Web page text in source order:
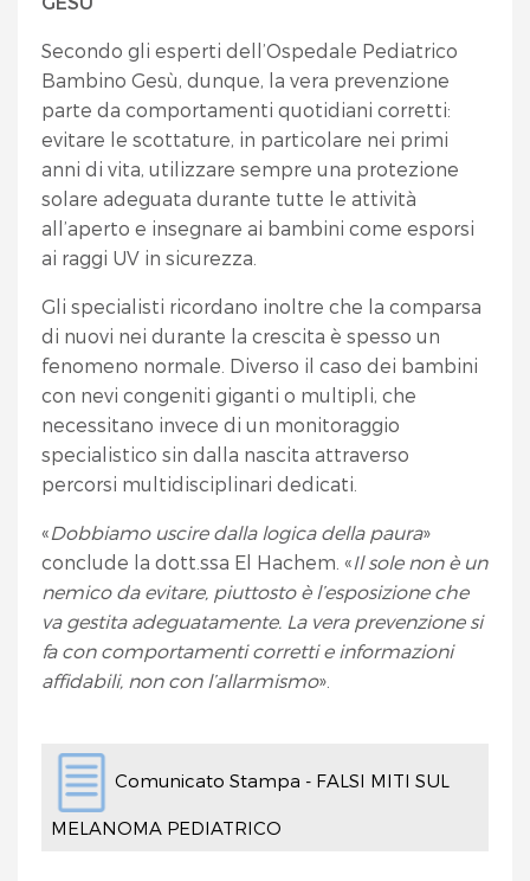
Secondo gli esperti dell’Ospedale Pediatrico
Bambino Gesù, dunque, la vera prevenzione
parte da comportamenti quotidiani corretti:
evitare le scottature, in particolare nei primi
anni di vita, utilizzare sempre una protezione
solare adeguata durante tutte le attività
all’aperto e insegnare ai bambini come esporsi
ai raggi UV in sicurezza.
Gli specialisti ricordano inoltre che la comparsa
di nuovi nei durante la crescita è spesso un
fenomeno normale. Diverso il caso dei bambini
con nevi congeniti giganti o multipli, che
necessitano invece di un monitoraggio
specialistico sin dalla nascita attraverso
percorsi multidisciplinari dedicati.
«Dobbiamo uscire dalla logica della paura»
conclude la dott.ssa El Hachem. «Il sole non è un
nemico da evitare, piuttosto è l’esposizione che
va gestita adeguatamente. La vera prevenzione si
fa con comportamenti corretti e informazioni
affidabili, non con l’allarmismo».
Comunicato Stampa - FALSI MITI SUL
MELANOMA PEDIATRICO